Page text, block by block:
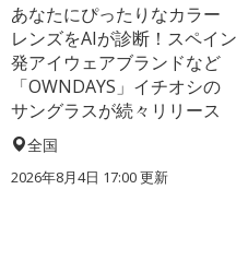
あなたにぴったりなカラー
レンズをAIが診断！スペイン
発アイウェアブランドなど
「OWNDAYS」イチオシの
サングラスが続々リリース
全国
2026年8月4日 17:00更新